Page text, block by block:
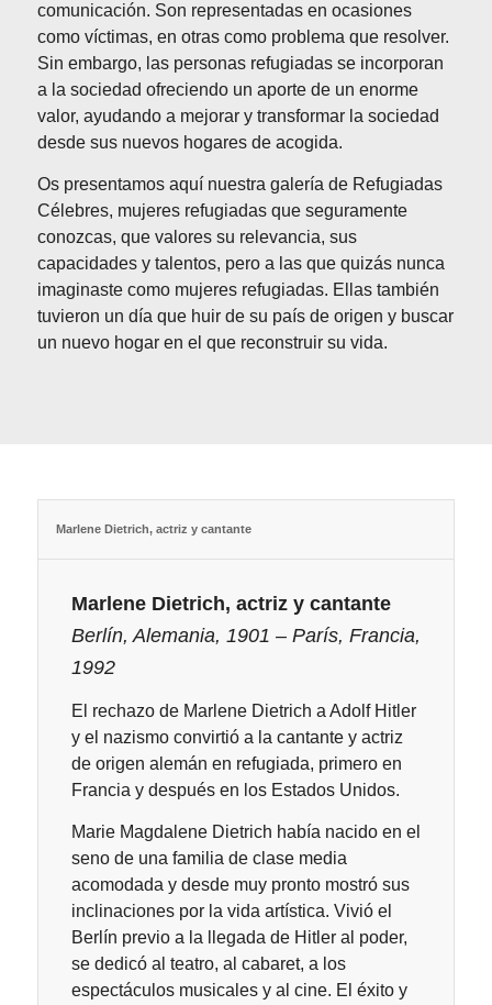
comunicación. Son representadas en ocasiones
como víctimas, en otras como problema que resolver.
Sin embargo, las personas refugiadas se incorporan
a la sociedad ofreciendo un aporte de un enorme
valor, ayudando a mejorar y transformar la sociedad
desde sus nuevos hogares de acogida.
Os presentamos aquí nuestra galería de Refugiadas
Célebres, mujeres refugiadas que seguramente
conozcas, que valores su relevancia, sus
capacidades y talentos, pero a las que quizás nunca
imaginaste como mujeres refugiadas. Ellas también
tuvieron un día que huir de su país de origen y buscar
un nuevo hogar en el que reconstruir su vida.
Marlene Dietrich, actriz y cantante
Marlene Dietrich, actriz y cantante
Berlín, Alemania, 1901 – París, Francia,
1992
El rechazo de Marlene Dietrich a Adolf Hitler
y el nazismo convirtió a la cantante y actriz
de origen alemán en refugiada, primero en
Francia y después en los Estados Unidos.
Marie Magdalene Dietrich había nacido en el
seno de una familia de clase media
acomodada y desde muy pronto mostró sus
inclinaciones por la vida artística. Vivió el
Berlín previo a la llegada de Hitler al poder,
se dedicó al teatro, al cabaret, a los
espectáculos musicales y al cine. El éxito y